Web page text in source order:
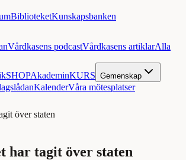
BiblioteketKunskapsbanken
Vårdkasens podcastVårdkasens artiklarAlla
SHOPAkademinKURS Gemenskap
KalenderVåra mötesplatser
har tagit över staten